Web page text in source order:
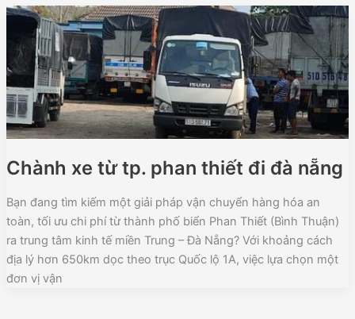
Chành xe từ tp. phan thiết đi đà nẵng
Bạn đang tìm kiếm một giải pháp vận chuyển hàng hóa an
toàn, tối ưu chi phí từ thành phố biển Phan Thiết (Bình Thuận)
ra trung tâm kinh tế miền Trung – Đà Nẵng? Với khoảng cách
địa lý hơn 650km dọc theo trục Quốc lộ 1A, việc lựa chọn một
đơn vị vận